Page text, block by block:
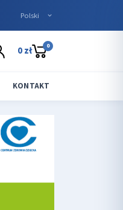
0 zł 0
KONTAKT